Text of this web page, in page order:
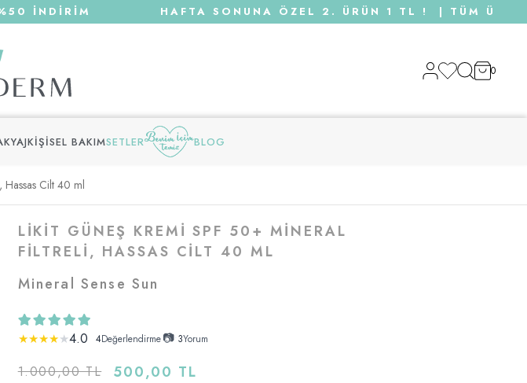
İNDİRİM HAFTA SONUNA ÖZEL 2. ÜRÜN 1 TL ! | TÜM
0
KIŞISEL BAKIMSETLER BLOG
Hassas Cilt 40 ml
LIKIT GÜNEŞ KREMI SPF 50+ MINERAL
FILTRELI, HASSAS CILT 40 ML
Mineral Sense Sun
★★★★★4.0 4Değerlendirme📷•3Yorum
1.000,00 TL 500,00 TL